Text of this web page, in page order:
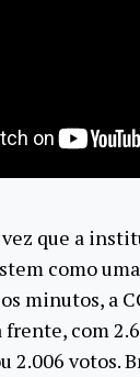
que a
como
minutos, a
frente, com
2.006 votos.